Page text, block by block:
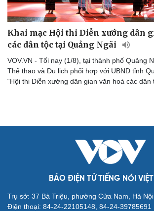
Khai mạc Hội thi Diễn xướng dân
các dân tộc tại Quảng Ngãi
VOV.VN - Tối nay (1/8), tại thành phố Quảng
Thể thao và Du lịch phối hợp với UBND tỉnh
“Hội thi Diễn xướng dân gian văn hoá các dân
BÁO ĐIỆN TỬ TIẾNG NÓI
Trụ sở: 37 Bà Triệu, phường Cửa Nam, Hà Nội
Điện thoại: 84-24-22105148, 84-24-39785691